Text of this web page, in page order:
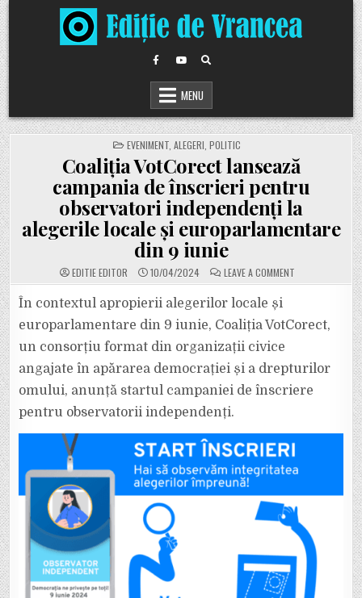
Skip
to
content
MENU
POSTED
IN
EVENIMENT ALEGERI POLITIC
Coaliția VotCorect lansează
campania de înscrieri pentru
observatori independenți la
alegerile locale și europarlamentare
din 9 iunie
EDITIE EDITOR 10/04/2024 LEAVE A COMMENTON
COALIȚIA
DE
ÎNSCRIERI
LA
LOCALE
ȘI
IUNIE
În contextul apropierii alegerilor locale și
europarlamentare din 9 iunie, Coaliția VotCorect,
un consorțiu format din organizații civice
angajate în apărarea democrației și a drepturilor
omului, anunță startul campaniei de înscriere
pentru observatorii independenți.